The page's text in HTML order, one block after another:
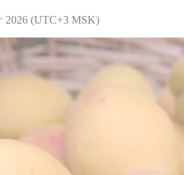
2026 (UTC+3 MSK)